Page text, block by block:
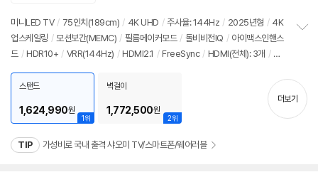
미니LED TV / 75인치(189cm) / 4K UHD / 주사율: 144Hz / 2025년형 / 4K
업스케일링 / 모션보간(MEMC) / 필름메이커모드 / 돌비비전IQ / 아이맥스인핸스
드 / HDR10+ / VRR(144Hz) / HDMI2.1 / FreeSync / HDMI(전체): 3개 / 출
기
1위
스탠드
1,624,990원
2위
벽걸이
1,772,500원
더보기
TIP 가성비로 국내 출격 샤오미 TV/스마트폰/웨어러블